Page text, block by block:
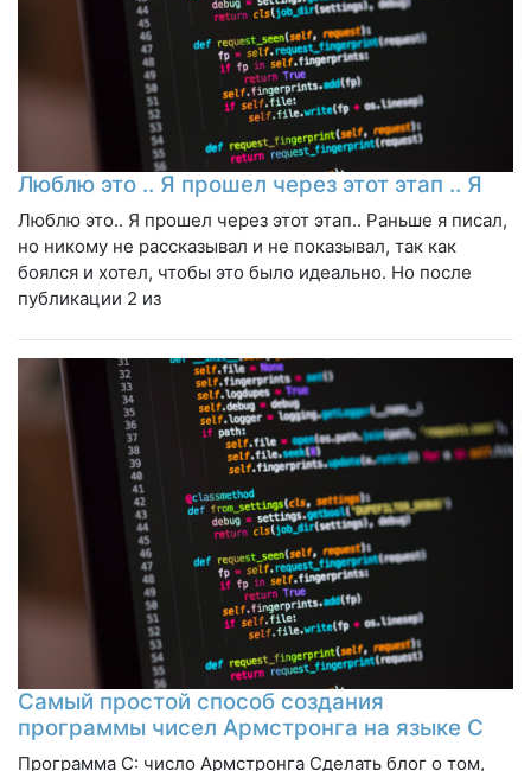
Люблю это .. Я прошел через этот этап .. Я
Люблю это.. Я прошел через этот этап.. Раньше я писал,
но никому не рассказывал и не показывал, так как
боялся и хотел, чтобы это было идеально. Но после
публикации 2 из
Самый простой способ создания
программы чисел Армстронга на языке C
Программа C: число Армстронга Сделать блог о том,